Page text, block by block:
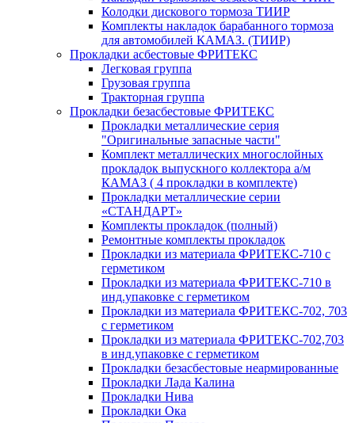
Колодки дискового тормоза ТИИР
Комплекты накладок барабанного тормоза
для автомобилей КАМАЗ. (ТИИР)
Прокладки асбестовые ФРИТЕКС
Легковая группа
Грузовая группа
Тракторная группа
Прокладки безасбестовые ФРИТЕКС
Прокладки металлические серия
"Оригинальные запасные части"
Комплект металлических многослойных
прокладок выпускного коллектора а/м
КАМАЗ ( 4 прокладки в комплекте)
Прокладки металлические серии
«СТАНДАРТ»
Комплекты прокладок (полный)
Ремонтные комплекты прокладок
Прокладки из материала ФРИТЕКС-710 с
герметиком
Прокладки из материала ФРИТЕКС-710 в
инд.упаковке с герметиком
Прокладки из материала ФРИТЕКС-702, 703
с герметиком
Прокладки из материала ФРИТЕКС-702,703
в инд.упаковке с герметиком
Прокладки безасбестовые неармированные
Прокладки Лада Калина
Прокладки Нива
Прокладки Ока